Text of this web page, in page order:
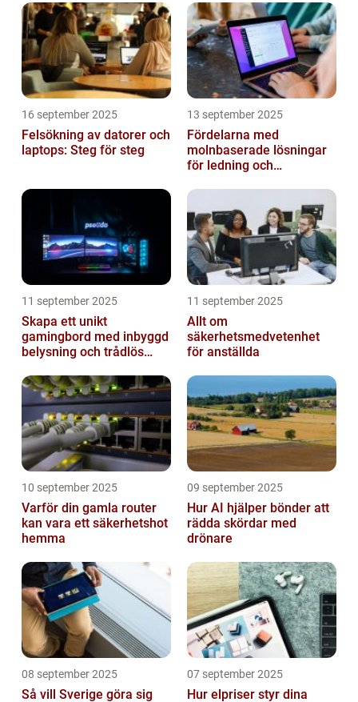
16 september 2025
Felsökning av datorer och
laptops: Steg för steg
13 september 2025
Fördelarna med
molnbaserade lösningar
för ledning och
11 september 2025
Skapa ett unikt
gamingbord med inbyggd
belysning och trådlös
11 september 2025
Allt om
säkerhetsmedvetenhet
för anställda
10 september 2025
Varför din gamla router
kan vara ett säkerhetshot
hemma
09 september 2025
Hur AI hjälper bönder att
rädda skördar med
drönare
08 september 2025
Så vill Sverige göra sig
07 september 2025
Hur elpriser styr dina